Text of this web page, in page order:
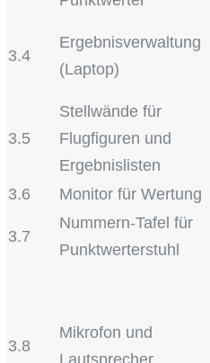
3.4
Ergebnisverwaltung
(Laptop)
3.5
Stellwände für
Flugfiguren und
Ergebnislisten
3.6
Monitor für Wertung
3.7
Nummern-Tafel für
Punktwerterstuhl
3.8
Mikrofon und
Lautsprecher